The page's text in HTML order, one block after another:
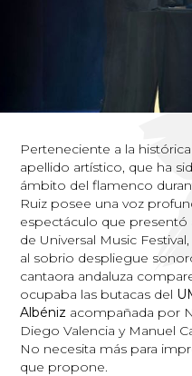
Perteneciente a la
apellido artístico, que ha
ámbito del flamenco
Ruiz posee una voz
espectáculo que presentó
de Universal Music
al sobrio despliegue
cantaora andaluza
ocupaba las butacas del
Albéniz acompañada por
Diego Valencia y Manuel
No necesita más para
que propone.